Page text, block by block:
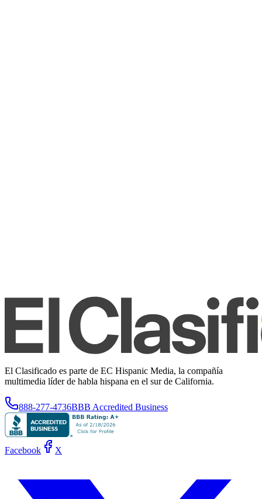
El Clasificado es parte de EC Hispanic Media, la compañía
multimedia líder de habla hispana en el sur de California.
888-277-4736BBB Accredited Business
Facebook X